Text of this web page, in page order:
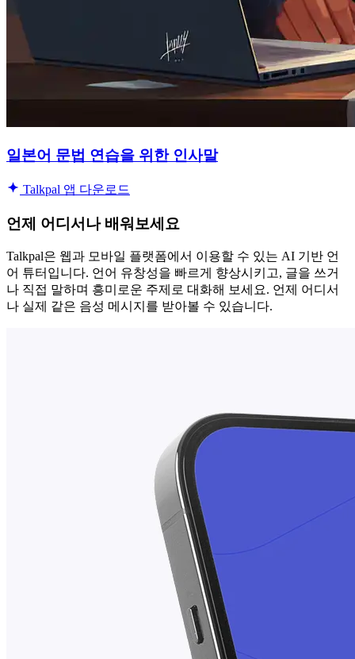
일본어 문법 연습을 위한 인사말
Talkpal 앱 다운로드
언제 어디서나 배워보세요
Talkpal은 웹과 모바일 플랫폼에서 이용할 수 있는 AI 기반 언
어 튜터입니다. 언어 유창성을 빠르게 향상시키고, 글을 쓰거
나 직접 말하며 흥미로운 주제로 대화해 보세요. 언제 어디서
나 실제 같은 음성 메시지를 받아볼 수 있습니다.